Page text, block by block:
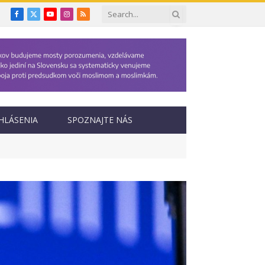
Facebook
X
YouTubeInstagram
RSS
SPOZNAJTE NÁS